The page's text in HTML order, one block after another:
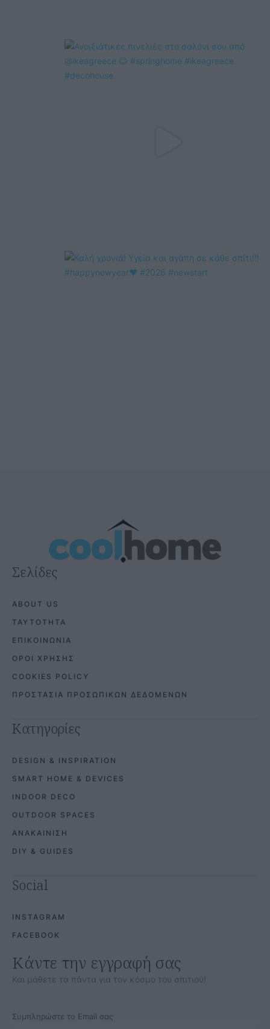
Σελίδες
ABOUT US
ΤΑΥΤΟΤΗΤΑ
ΕΠΙΚΟΙΝΩΝΙΑ
ΟΡΟΙ ΧΡΗΣΗΣ
COOKIES POLICY
ΠΡΟΣΤΑΣΙΑ ΠΡΟΣΩΠΙΚΩΝ ΔΕΔΟΜΕΝΩΝ
Κατηγορίες
DESIGN & INSPIRATION
SMART HOME & DEVICES
INDOOR DECO
OUTDOOR SPACES
ΑΝΑΚΑΙΝΙΣΗ
DIY & GUIDES
Social
INSTAGRAM
FACEBOOK
Κάντε την εγγραφή σας
Και μάθετε τα πάντα για τον κόσμο του σπιτιού!
Συμπληρώστε το Email σας